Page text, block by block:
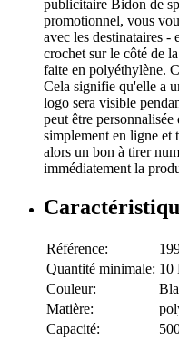
publicitaire Bidon de
promotionnel, vous
avec les destinataires -
crochet sur le côté de
faite en polyéthylène.
Cela signifie qu'elle a
logo sera visible
peut être
simplement en ligne et
alors un bon à tirer
immédiatement la
Référence:
Quantité minimale: 10
Couleur:
Matière:
Capacité: